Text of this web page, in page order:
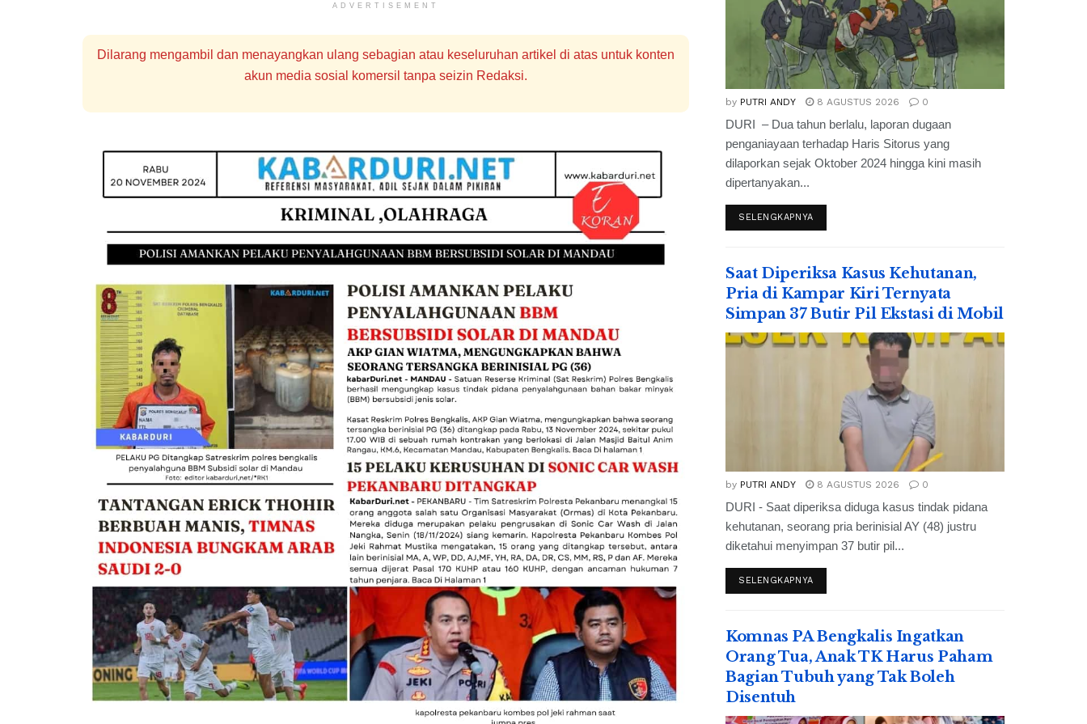
ADVERTISEMENT
Dilarang mengambil dan menayangkan ulang sebagian atau keseluruhan artikel di atas untuk konten
akun media sosial komersil tanpa seizin Redaksi.
by PUTRI ANDY 8 AGUSTUS 2026 0
DURI – Dua tahun berlalu, laporan dugaan
penganiayaan terhadap Haris Sitorus yang
dilaporkan sejak Oktober 2024 hingga kini masih
dipertanyakan...
SELENGKAPNYA
Saat Diperiksa Kasus Kehutanan,
Pria di Kampar Kiri Ternyata
Simpan 37 Butir Pil Ekstasi di Mobil
by PUTRI ANDY 8 AGUSTUS 2026 0
DURI - Saat diperiksa diduga kasus tindak pidana
kehutanan, seorang pria berinisial AY (48) justru
diketahui menyimpan 37 butir pil...
SELENGKAPNYA
Komnas PA Bengkalis Ingatkan
Orang Tua, Anak TK Harus Paham
Bagian Tubuh yang Tak Boleh
Disentuh